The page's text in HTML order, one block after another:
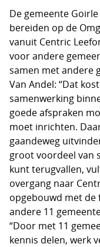
De gemeente
bereiden op de
vanuit Centric
voor andere
samen met andere
Van Andel: “Dat
samenwerking
goede afspraken
moet inrichten.
gaandeweg
groot voordeel van
kunt terugvallen,
overgang naar
opgebouwd met
andere 11
“Door met 11
kennis delen, werk